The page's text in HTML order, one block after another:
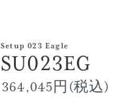
Setup 023 Eagle
SU023EG
364,045円(税込)